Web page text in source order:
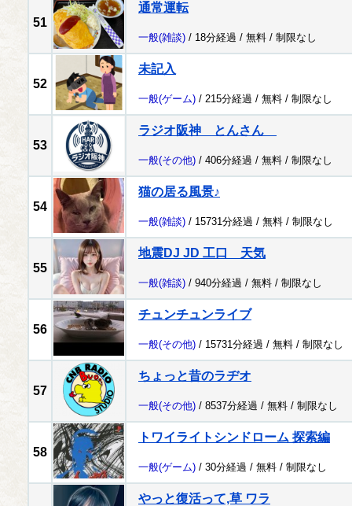
51
通常運転
一般(雑談) / 18分経過 / 無料 / 制限なし
52
未記入
一般(ゲーム) / 215分経過 / 無料 / 制限なし
53
ラジオ阪神 とんさん
一般(その他) / 406分経過 / 無料 / 制限なし
54
猫の居る風景♪
一般(雑談) / 15731分経過 / 無料 / 制限なし
55
地震DJ JD 工口 天気
一般(雑談) / 940分経過 / 無料 / 制限なし
56
チュンチュンライブ
一般(その他) / 15731分経過 / 無料 / 制限なし
57
ちょっと昔のラヂオ
一般(その他) / 8537分経過 / 無料 / 制限なし
58
トワイライトシンドローム 探索編
一般(ゲーム) / 30分経過 / 無料 / 制限なし
やっと復活って,草 ワラ